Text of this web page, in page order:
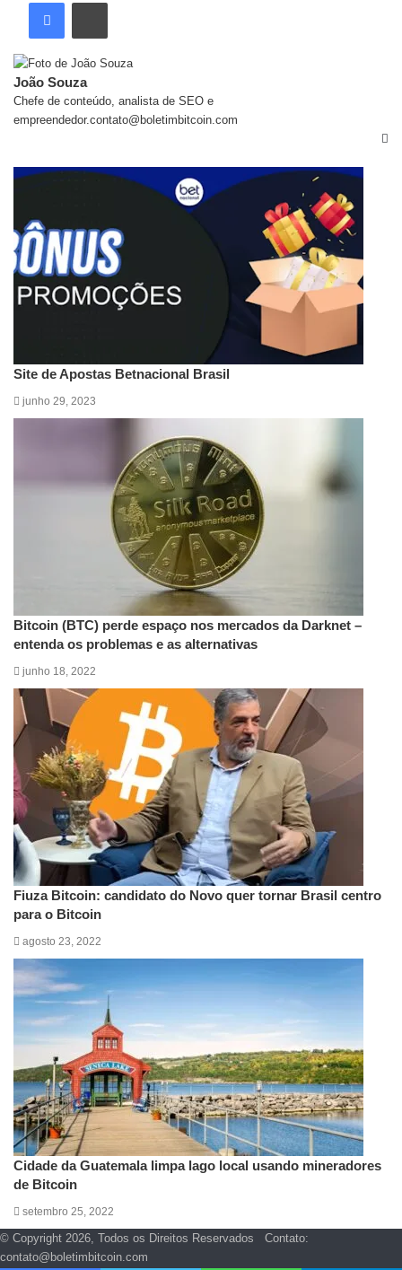
João Souza
Chefe de conteúdo, analista de SEO e
empreendedor.contato@boletimbitcoin.com
Site de Apostas Betnacional Brasil
junho 29, 2023
Bitcoin (BTC) perde espaço nos mercados da Darknet –
entenda os problemas e as alternativas
junho 18, 2022
Fiuza Bitcoin: candidato do Novo quer tornar Brasil centro
para o Bitcoin
agosto 23, 2022
Cidade da Guatemala limpa lago local usando mineradores
de Bitcoin
setembro 25, 2022
© Copyright 2026, Todos os Direitos Reservados Contato:
contato@boletimbitcoin.com